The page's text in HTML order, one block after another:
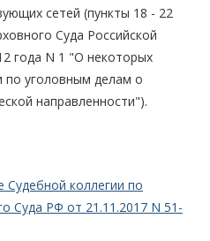
сетей (пункты 18 - 22
Суда Российской
года N 1 "О некоторых
по уголовным делам о
направленности").
Судебной коллегии по
Суда РФ от 21.11.2017 N 51-